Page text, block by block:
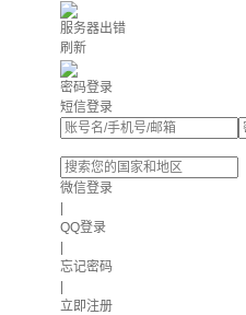
服务器出错
刷新
密码登录
短信登录
微信登录
QQ登录
忘记密码
立即注册